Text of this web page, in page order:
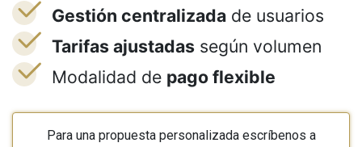
Gestión centralizada de usuarios
Tarifas ajustadas según volumen
Modalidad de pago flexible
Para una propuesta personalizada escríbenos a